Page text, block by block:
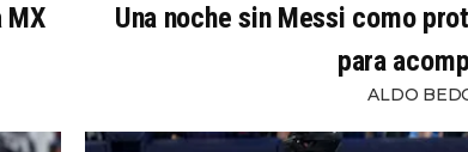
MX
Una noche sin Messi como
para
ALDO